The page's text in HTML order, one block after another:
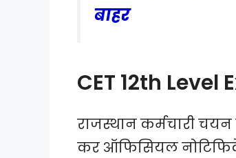
बाहर
CET 12th
राजस्थान कर्मचारी चयन
कर ऑफिसियल